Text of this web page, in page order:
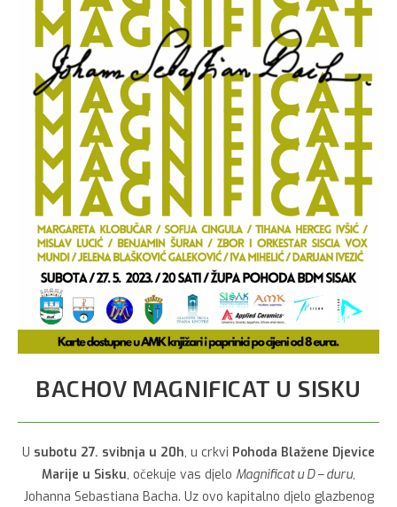
BACHOV MAGNIFICAT U SISKU
U subotu 27. svibnja u 20h, u crkvi Pohoda Blažene Djevice
Marije u Sisku, očekuje vas djelo Magnificat u D – duru,
Johanna Sebastiana Bacha. Uz ovo kapitalno djelo glazbenog